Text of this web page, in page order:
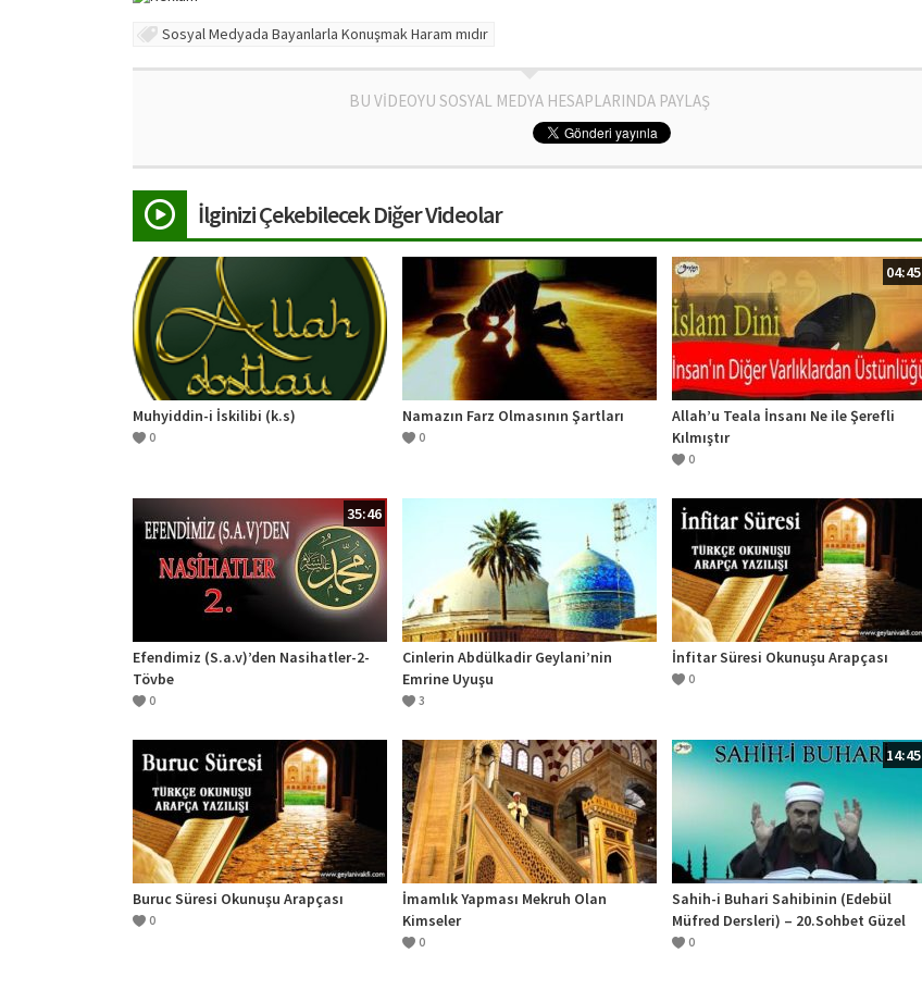
Sosyal Medyada Bayanlarla Konuşmak Haram mıdır
BU VİDEOYU SOSYAL MEDYA HESAPLARINDA PAYLAŞ
İlginizi Çekebilecek Diğer Videolar
Muhyiddin-i İskilibi (k.s)
0
Namazın Farz Olmasının Şartları
0
04:45
Allah’u Teala İnsanı Ne ile Şerefli
Kılmıştır
0
35:46
Efendimiz (S.a.v)’den Nasihatler-2-
Tövbe
0
Cinlerin Abdülkadir Geylani’nin
Emrine Uyuşu
3
İnfitar Süresi Okunuşu Arapçası
0
Buruc Süresi Okunuşu Arapçası
0
İmamlık Yapması Mekruh Olan
Kimseler
0
14:45
Sahih-i Buhari Sahibinin (Edebül
Müfred Dersleri) – 20.Sohbet Güzel
Ahlak
0